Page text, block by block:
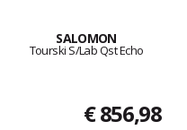
SALOMON
Tourski S/Lab Qst Echo
€ 856,98